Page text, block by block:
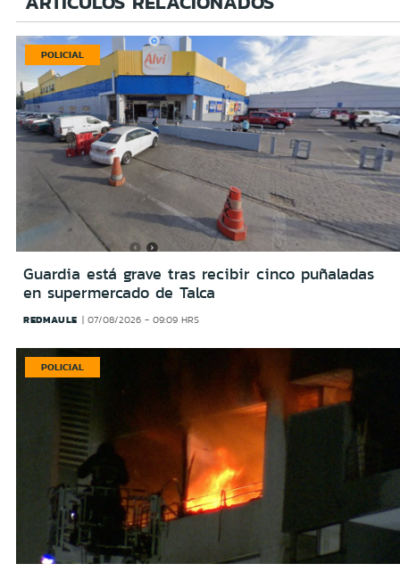
POLICIAL
Guardia está grave tras recibir cinco puñaladas
en supermercado de Talca
REDMAULE 07/08/2026 - 09:09 HRS
POLICIAL